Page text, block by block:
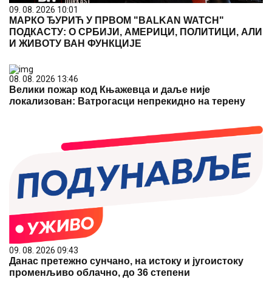
09. 08. 2026 10:01
МАРКО ЂУРИЋ У ПРВОМ "BALKAN WATCH"
ПОДКАСТУ: О СРБИЈИ, АМЕРИЦИ, ПОЛИТИЦИ, АЛИ
И ЖИВОТУ ВАН ФУНКЦИЈЕ
08. 08. 2026 13:46
Велики пожар код Књажевца и даље није
локализован: Ватрогасци непрекидно на терену
09. 08. 2026 09:43
Данас претежно сунчано, на истоку и југоистоку
променљиво облачно, до 36 степени